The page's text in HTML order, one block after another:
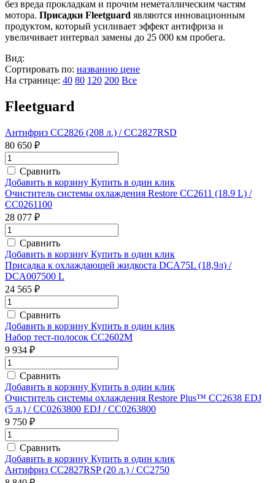
без вреда прокладкам и прочим неметаллическим частям
мотора. Присадки Fleetguard являются инновационным
продуктом, который усиливает эффект антифриза и
увеличивает интервал замены до 25 000 км пробега.
Вид:
Сортировать по: названию цене
На странице: 40 80 120 200 Все
Fleetguard
Антифриз CC2826 (208 л.) / CC2827RSD
80 650 ₽
Сравнить
Добавить в корзину Купить в один клик
Очиститель системы охлаждения Restore CC2611 (18.9 L) /
CC0261100
28 077 ₽
Сравнить
Добавить в корзину Купить в один клик
Присадка к охлаждающей жидкоста DCA75L (18,9л) /
DCA007500 L
24 565 ₽
Сравнить
Добавить в корзину Купить в один клик
Набор тест-полосок CC2602M
9 934 ₽
Сравнить
Добавить в корзину Купить в один клик
Очиститель системы охлаждения Restore Plus™ CC2638 EDJ
(5 л.) / CC0263800 EDJ / CC0263800
9 750 ₽
Сравнить
Добавить в корзину Купить в один клик
Антифриз CC2827RSP (20 л.) / CC2750